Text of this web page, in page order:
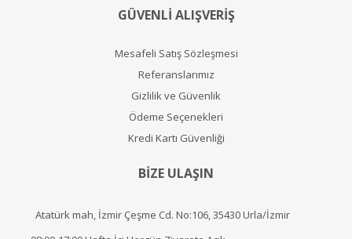
GÜVENLİ ALIŞVERİŞ
Mesafeli Satış Sözleşmesi
Referanslarımız
Gizlilik ve Güvenlik
Ödeme Seçenekleri
Kredi Kartı Güvenliği
BİZE ULAŞIN
Atatürk mah, İzmir Çeşme Cd. No:106, 35430 Urla/İzmir